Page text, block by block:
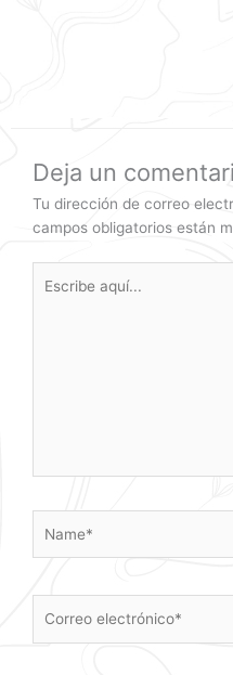
Deja un
Tu dirección de correo
campos obligatorios están
aquí...
electrónico*